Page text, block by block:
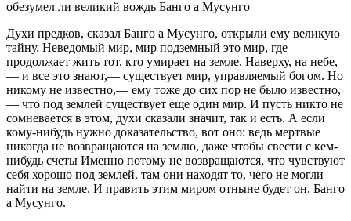
обезумел ли великий вождь Банго а Мусунго
Духи предков, сказал Банго а Мусунго, открыли ему великую
тайну. Неведомый мир, мир подземный это мир, где
продолжает жить тот, кто умирает на земле. Наверху, на небе,
— и все это знают,— существует мир, управляемый богом. Но
никому не известно,— ему тоже до сих пор не было известно,
— что под землей существует еще один мир. И пусть никто не
сомневается в этом, духи сказали значит, так и есть. А если
кому-нибудь нужно доказательство, вот оно: ведь мертвые
никогда не возвращаются на землю, даже чтобы свести с кем-
нибудь счеты Именно потому не возвращаются, что чувствуют
себя хорошо под землей, там они находят то, чего не могли
найти на земле. И править этим миром отныне будет он, Банго
а Мусунго.